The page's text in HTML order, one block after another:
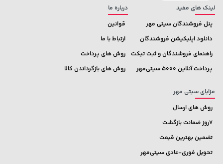
لینک های مفید
پنل فروشندگان سیتی مهر
دانلود اپلیکیشن فروشندگان
راهنمای فروشندگان و ثبت تیکت
پرداخت آنلاین 5000 سیتی‌مهر
درباره ما
قوانین
ارتباط با ما
روش های پرداخت
روش های بازگرداندن کالا
مزایای سیتی مهر
روش های ارسال
7روز ضمانت بازگشت
تضمین بهترین قیمت
تحویل فوری-عادی سیتی‌مهر